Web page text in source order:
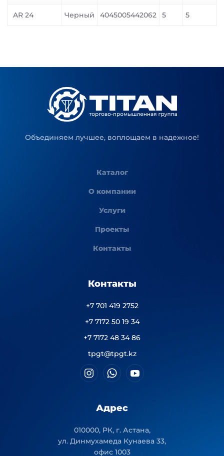
AR 24 Черный 4045005442062 5 5
Объединяем лучшее, воплощаем в надежное!
Каталог
О компании
Услуги
Проекты
Контакты
Контакты
+7 701 419 2752
+7 7172 50 19 34
+7 7172 48 34 86
tpgt@tpgt.kz
Адрес
010000, РК, г. Астана,
ул. Динмухамеда Кунаева 33,
офис 1003